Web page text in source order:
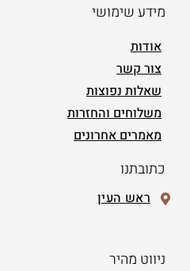
מידע שימושי
אודות
צור קשר
שאלות נפוצות
משלוחים והחזרות
מאמרים אחרונים
כתובתנו
ראש העין
ניווט מהיר